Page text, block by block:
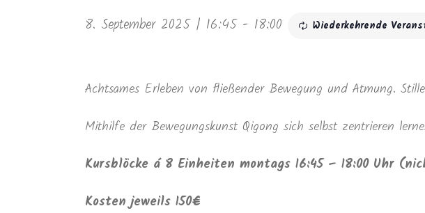
8. September 2025 | 16:45- 18:00 Wiederkehrende
Achtsames Erleben von fließender Bewegung und Atmung.
Mithilfe der Bewegungskunst Qigong sich selbst zentrieren
Kursblöcke á 8 Einheiten montags 16:45 – 18:00 Uhr
Kosten jeweils 150€